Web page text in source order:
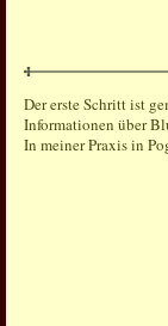
Der erste Schritt ist
Informationen über
In meiner Praxis in